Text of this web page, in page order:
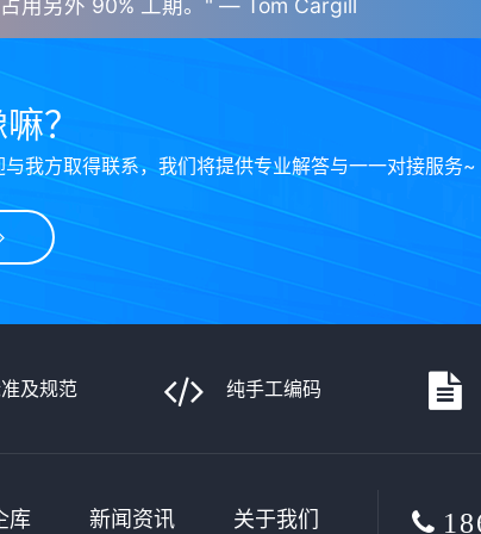
？
我方取得联系，我们将提供专业解答与一一对接服务~
及规范 纯手工编码
库 新闻资讯 关于我们